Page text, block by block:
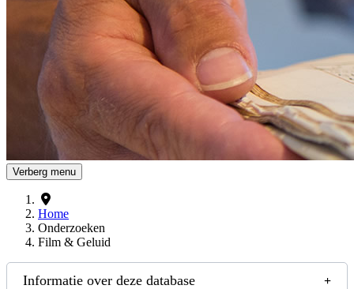
Verberg menu
Home
Onderzoeken
Film & Geluid
Informatie over deze database